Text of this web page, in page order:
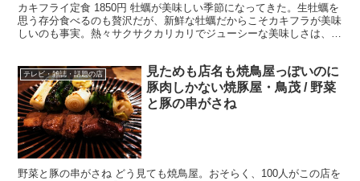
カキフライ定食 1850円 牡蠣が美味しい季節になってきた。生牡蠣を
思う存分食べるのも贅沢だが、新鮮な牡蠣だからこそカキフラが美味
しいのも事実。熱々サクサクカリカリでジューシーな美味しさは、生
テレビ・雑誌・話題の店
見ためも店名も焼鳥屋っぽいのに
豚肉しかない焼豚屋・鳥茂 / 野菜
と豚の串がさね
野菜と豚の串がさね どう見ても焼鳥屋。おそらく、100人がこの店を